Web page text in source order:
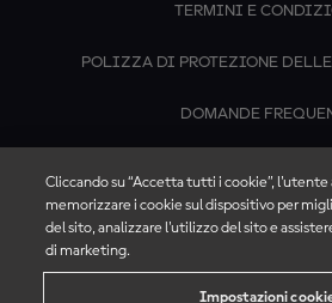
TERMINI E
POLIZZA DI PROTEZIONE
DOMANDE
Cliccando su “Accetta tutti i cookie”, l'utente
memorizzare i cookie sul dispositivo per
del sito, analizzare l'utilizzo del sito e
di marketing.
Impostazioni